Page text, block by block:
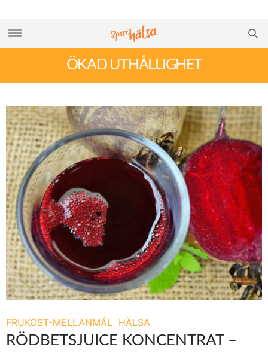
ÖKAD UTHÅLLIGHET
FRUKOST-MELLANMÅL HÄLSA
RÖDBETSJUICE KONCENTRAT –